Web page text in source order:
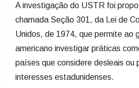
A investigação do USTR foi
chamada Seção 301, da Lei de
Unidos, de 1974, que permite ao
americano investigar práticas
países que considere desleais ou
interesses estadunidenses.